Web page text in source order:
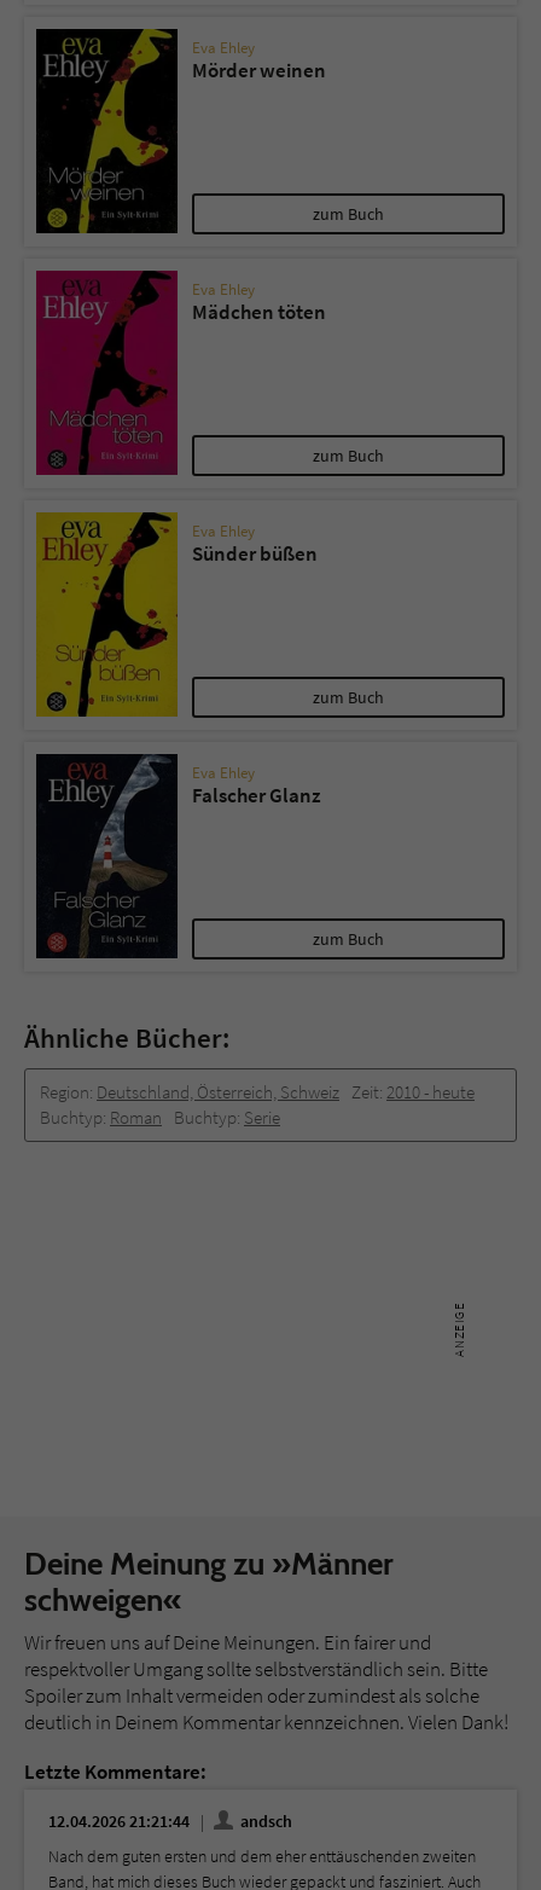
Eva Ehley
Mörder weinen
zum Buch
Eva Ehley
Mädchen töten
zum Buch
Eva Ehley
Sünder büßen
zum Buch
Eva Ehley
Falscher Glanz
zum Buch
Ähnliche Bücher:
Region: Deutschland, Österreich, Schweiz Zeit: 2010 -­ heute
Buchtyp: Roman Buchtyp: Serie
Deine Meinung zu »Männer
schweigen«
Wir freuen uns auf Deine Meinungen. Ein fairer und
respektvoller Umgang sollte selbstverständlich sein. Bitte
Spoiler zum Inhalt vermeiden oder zumindest als solche
deutlich in Deinem Kommentar kennzeichnen. Vielen Dank!
Letzte Kommentare:
12.04.2026 21:21:44
andsch
Nach dem guten ersten und dem eher enttäuschenden zweiten
Band, hat mich dieses Buch wieder gepackt und fasziniert. Auch